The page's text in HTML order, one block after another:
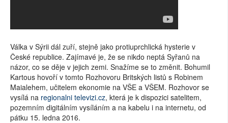
Válka v Sýrii dál zuří, stejně jako protiuprchlická hysterie v
České republice. Zajímavé je, že se nikdo neptá Syřanů na
názor, co se děje v jejich zemi. Snažíme se to změnit. Bohumil
Kartous hovoří v tomto Rozhovoru Britských listů s Robinem
Maialehem, učitelem ekonomie na VŠE a VŠEM. Rozhovor se
vysílá na regionalni televizi.cz, která je k dispozici satelitem,
pozemním digitálním vysíláním a na kabelu i na internetu, od
pátku 15. ledna 2016.